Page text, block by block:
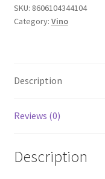
101 Ruža
Rakija
Poklon aranzmani
ekskluzivno
nefiltrirano
quantity
SKU: 8606104344104
Category: Vino
Description
Reviews (0)
Description